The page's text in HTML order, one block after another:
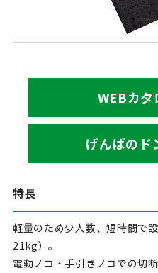
WEBカタ
げんばのド
特長
軽量のため少人数、短時間で
21kg）。
電動ノコ・手引きノコでの切